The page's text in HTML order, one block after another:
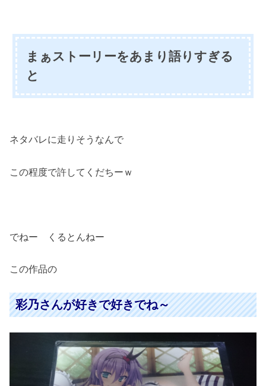
まぁストーリーをあまり語りすぎる
と
ネタバレに走りそうなんで
この程度で許してくだちーｗ
でねー くるとんねー
この作品の
彩乃さんが好きで好きでね～